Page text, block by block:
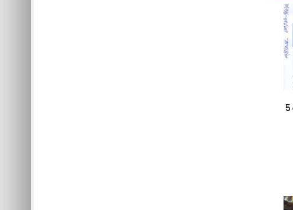
لیسکو SDO مزنگ محمد علی ریاض کے خلاف 5